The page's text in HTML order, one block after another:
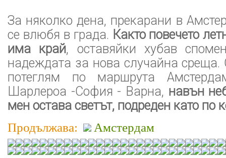
За няколко дена, прекарани в
се влюбя в града. Както повечето
има край, оставяйки хубав
надеждата за нова случайна
потеглям по маршрута
Шарлероа -София - Варна, навън
мен остава светът, подреден като по
Продължава: Амстердам